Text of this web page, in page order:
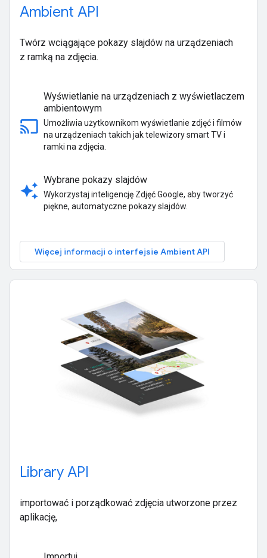
Ambient API
Twórz wciągające pokazy slajdów na urządzeniach
z ramką na zdjęcia.
cast
Wyświetlanie na urządzeniach z wyświetlaczem
ambientowym
Umożliwia użytkownikom wyświetlanie zdjęć i filmów
na urządzeniach takich jak telewizory smart TV i
ramki na zdjęcia.
auto_awesome
Wybrane pokazy slajdów
Wykorzystaj inteligencję Zdjęć Google, aby tworzyć
piękne, automatyczne pokazy slajdów.
Więcej informacji o interfejsie Ambient API
Library API
importować i porządkować zdjęcia utworzone przez
aplikację,